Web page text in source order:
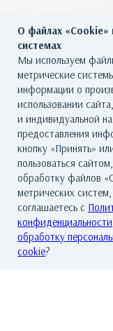
О файлах «Cookie»
системах
Мы используем
метрические
информации о
использовании
и индивидуальной
предоставления
кнопку «Принять»
пользоваться
обработку файлов
метрических
соглашаетесь с
конфиденциальности
обработку
cookie?